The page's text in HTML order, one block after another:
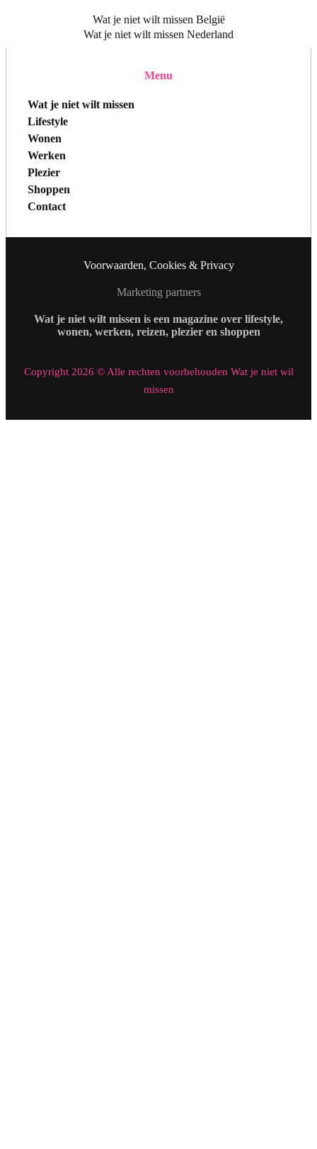
Wat je niet wilt missen België
Wat je niet wilt missen Nederland
Menu
Wat je niet wilt missen
Lifestyle
Wonen
Werken
Plezier
Shoppen
Contact
Voorwaarden, Cookies & Privacy
Marketing partners
Wat je niet wilt missen is een magazine over lifestyle,
wonen, werken, reizen, plezier en shoppen
Copyright 2026 © Alle rechten voorbehouden Wat je niet wil
missen